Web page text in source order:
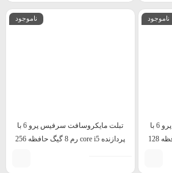
ناموجود
تبلت مایکروسافت سرفیس پرو 6 با
پردازنده core i5 رم 8 گیگ حافظه 128
ناموجود
تبلت مایکروسافت سرفیس پرو 6 با
پردازنده core i5 رم 8 گیگ حافظه 256